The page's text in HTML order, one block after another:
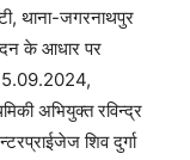
थाना-जगरनाथपुर
के आधार पर
अभियुक्त रविन्द्र
शिव दुर्गा